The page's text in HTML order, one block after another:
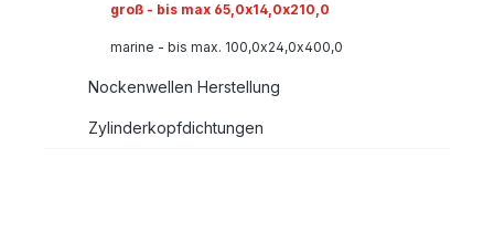
groß - bis max 65,0x14,0x210,0
marine - bis max. 100,0x24,0x400,0
Nockenwellen Herstellung
Zylinderkopfdichtungen